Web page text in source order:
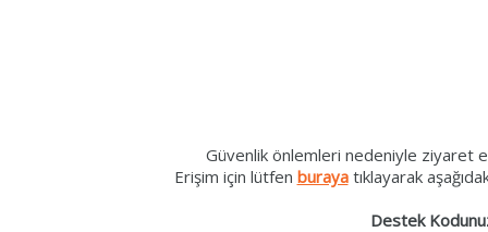
Güvenlik önlemleri nedeniyle ziyaret
Erişim için lütfen burayatıklayarak
Destek